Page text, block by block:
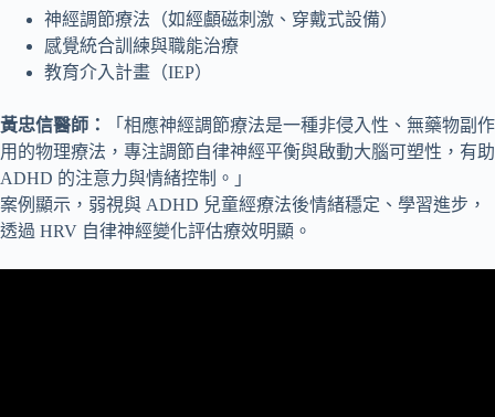
神經調節療法（如經顱磁刺激、穿戴式設備）
感覺統合訓練與職能治療
教育介入計畫（IEP）
黃忠信醫師：
「相應神經調節療法是一種非侵入性、無藥物副作
用的物理療法，專注調節自律神經平衡與啟動大腦可塑性，有助
ADHD 的注意力與情緒控制。」
案例顯示，弱視與 ADHD 兒童經療法後情緒穩定、學習進步，
透過 HRV 自律神經變化評估療效明顯。